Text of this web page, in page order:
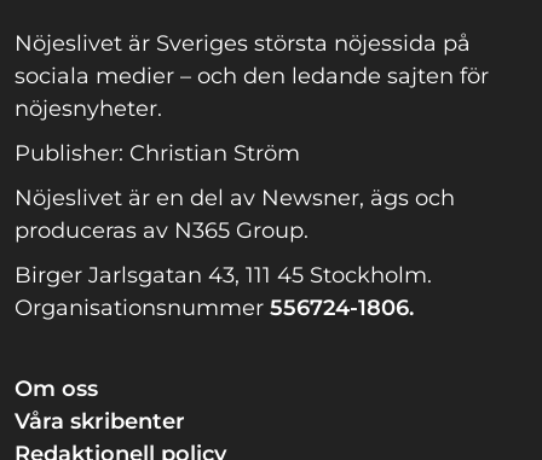
Nöjeslivet är Sveriges största nöjessida på
sociala medier – och den ledande sajten för
nöjesnyheter.
Publisher: Christian Ström
Nöjeslivet är en del av Newsner, ägs och
produceras av N365 Group.
Birger Jarlsgatan 43, 111 45 Stockholm.
Organisationsnummer 556724-1806.
Om oss
Våra skribenter
Redaktionell policy